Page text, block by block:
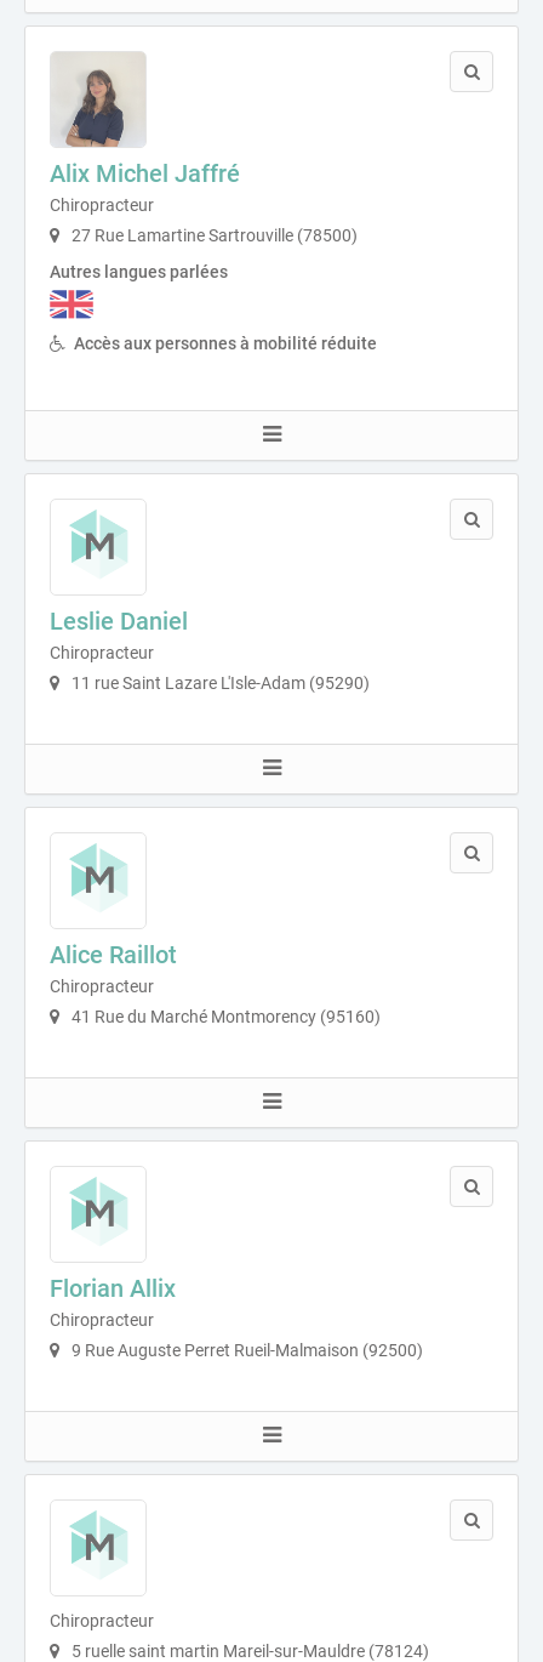
Alix Michel Jaffré
Chiropracteur
27 Rue Lamartine Sartrouville (78500)
Autres langues parlées
Accès aux personnes à mobilité réduite
Leslie Daniel
Chiropracteur
11 rue Saint Lazare L'Isle-Adam (95290)
Alice Raillot
Chiropracteur
41 Rue du Marché Montmorency (95160)
Florian Allix
Chiropracteur
9 Rue Auguste Perret Rueil-Malmaison (92500)
Chiropracteur
5 ruelle saint martin Mareil-sur-Mauldre (78124)